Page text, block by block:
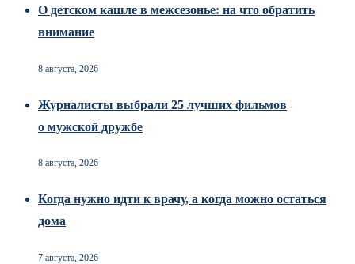
О детском кашле в межсезонье: на что обратить
внимание
8 августа, 2026
Журналисты выбрали 25 лучших фильмов
о мужской дружбе
8 августа, 2026
Когда нужно идти к врачу, а когда можно остаться
дома
7 августа, 2026